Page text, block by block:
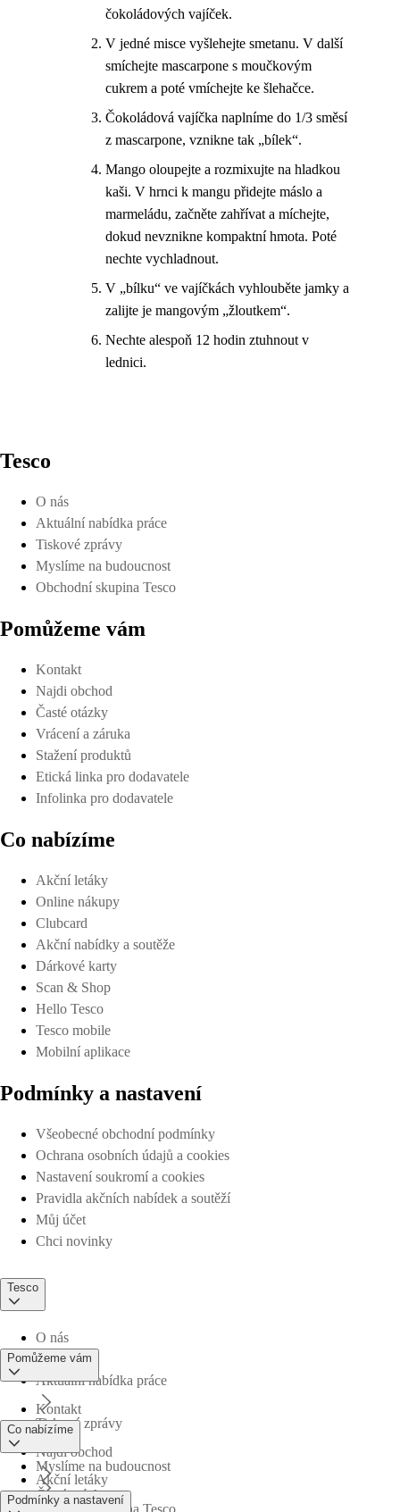
čokoládových vajíček.
V jedné misce vyšlehejte smetanu. V další
smíchejte mascarpone s moučkovým
cukrem a poté vmíchejte ke šlehačce.
Čokoládová vajíčka naplníme do 1/3 směsí
z mascarpone, vznikne tak „bílek“.
Mango oloupejte a rozmixujte na hladkou
kaši. V hrnci k mangu přidejte máslo a
marmeládu, začněte zahřívat a míchejte,
dokud nevznikne kompaktní hmota. Poté
nechte vychladnout.
V „bílku“ ve vajíčkách vyhlouběte jamky a
zalijte je mangovým „žloutkem“.
Nechte alespoň 12 hodin ztuhnout v
lednici.
Tesco
O nás
Aktuální nabídka práce
Tiskové zprávy
Myslíme na budoucnost
Obchodní skupina Tesco
Pomůžeme vám
Kontakt
Najdi obchod
Časté otázky
Vrácení a záruka
Stažení produktů
Etická linka pro dodavatele
Infolinka pro dodavatele
Co nabízíme
Akční letáky
Online nákupy
Clubcard
Akční nabídky a soutěže
Dárkové karty
Scan & Shop
Hello Tesco
Tesco mobile
Mobilní aplikace
Podmínky a nastavení
Všeobecné obchodní podmínky
Ochrana osobních údajů a cookies
Nastavení soukromí a cookies
Pravidla akčních nabídek a soutěží
Můj účet
Chci novinky
Tesco
O nás
Aktuální nabídka práce
Tiskové zprávy
Myslíme na budoucnost
Pomůžeme vám
Kontakt
Najdi obchod
Časté otázky
Co nabízíme
Akční letáky
Podmínky a nastavení